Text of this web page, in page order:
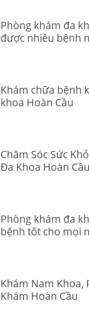
Phòng khám đa
được nhiều bệnh
Khám chữa bệnh
khoa Hoàn Cầu
Chăm Sóc Sức
Đa Khoa Hoàn Cầu
Phòng khám đa
bệnh tốt cho mọi
Khám Nam Khoa,
Khám Hoàn Cầu